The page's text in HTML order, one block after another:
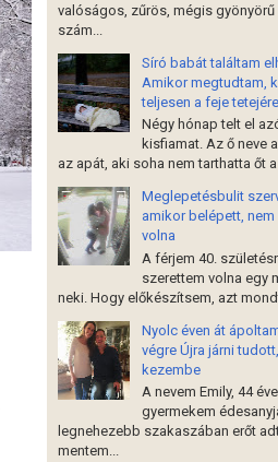
valóságos, zűrös, mégis gyönyörű
szám...
Síró babát találtam
Amikor megtudtam,
teljesen a feje
Négy hónap telt el
kisfiamat. Az ő neve
az apát, aki soha nem tarthatta őt
Meglepetésbulit
amikor belépett,
volna
A férjem 40.
szerettem volna egy
neki. Hogy előkészítsem, azt
Nyolc éven át
végre Újra járni
kezembe
A nevem Emily, 44
gyermekem
legnehezebb szakaszában erőt
mentem...